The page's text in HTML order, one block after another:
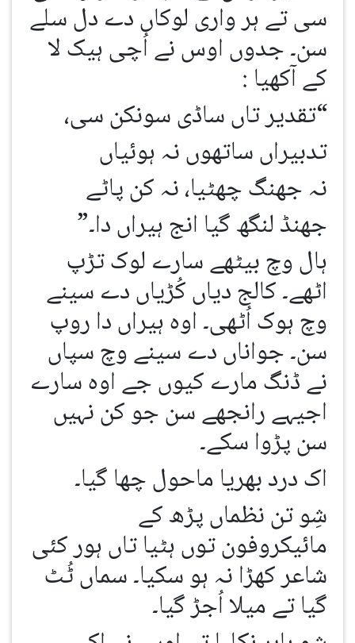
سی تے ہر واری لوکاں دے دل سلے
سن۔ جدوں اوس نے اُچی ہیک لا
کے آکھیا :
“تقدیر تاں ساڈی سونکن سی،
تدبیراں ساتھوں نہ ہوئیاں
نہ جھنگ چھٹیا، نہ کن پاٹے
جھنڈ لنگھ گیا انج ہیراں دا۔”
ہال وچ بیٹھے سارے لوک تڑپ
اٹھے۔ کالج دیاں کُڑیاں دے سینے
وچ ہوک اُٹھی۔ اوہ ہیراں دا روپ
سن۔ جواناں دے سینے وچ سپاں
نے ڈنگ مارے کیوں جے اوہ سارے
اجیہے رانجھے سن جو کن نہیں
سن پڑوا سکے۔
اک درد بھریا ماحول چھا گیا۔
شِو تن نظماں پڑھ کے
مائیکروفون توں ہٹیا تاں ہور کئی
شاعر کھڑا نہ ہو سکیا۔ سماں ٹُٹ
گیا تے میلا اُجڑ گیا۔